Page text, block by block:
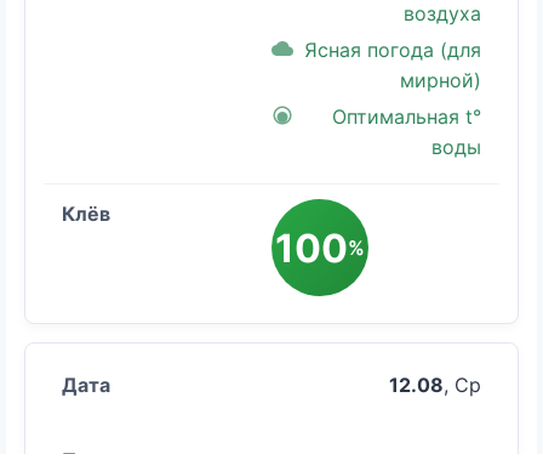
воздуха
Ясная погода (для
мирной)
Оптимальная t°
воды
100%
12.08, Ср